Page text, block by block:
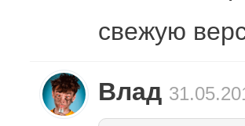
свежую
Влад